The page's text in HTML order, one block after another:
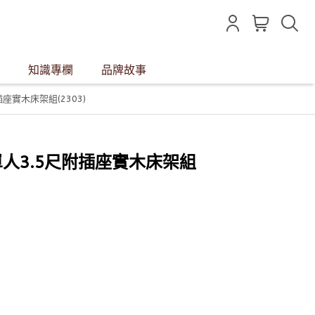
知識專欄 品牌故事
實木床架組(2303)
3.5尺附插座實木床架組